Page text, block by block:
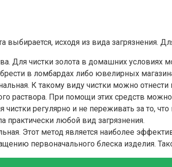
выбирается, исходя из вида загрязнения.
Для чистки золота в домашних условиях
в ломбардах либо ювелирных
К такому виду чистки можно
раствора. При помощи этих средств можно
регулярно и не переживать за то,
практически любой вид загрязнения.
Этот метод является наиболее
первоначального блеска изделия.